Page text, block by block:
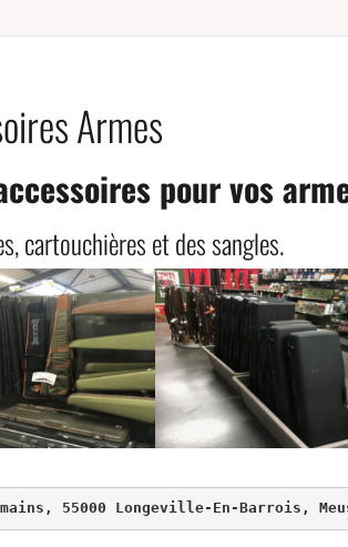
Armes
pour vos
cartouchières et des sangles.
55000 Longeville-En-Barrois,